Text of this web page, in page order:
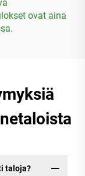
ovat aina
taloja?